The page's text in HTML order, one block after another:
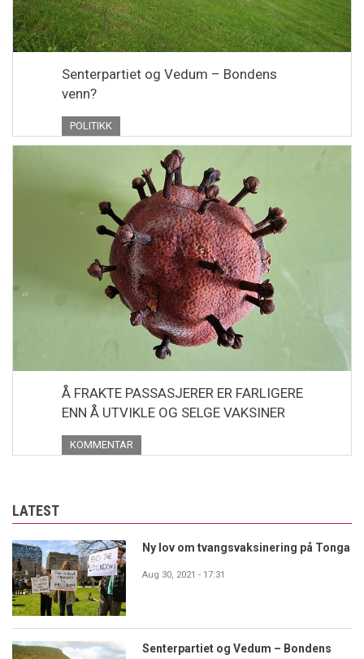
Senterpartiet og Vedum – Bondens
venn?
POLITIKK
Å FRAKTE PASSASJERER ER FARLIGERE
ENN Å UTVIKLE OG SELGE VAKSINER
KOMMENTAR
LATEST
Ny lov om tvangsvaksinering på Tonga
Aug 30, 2021 - 17:31
Senterpartiet og Vedum – Bondens